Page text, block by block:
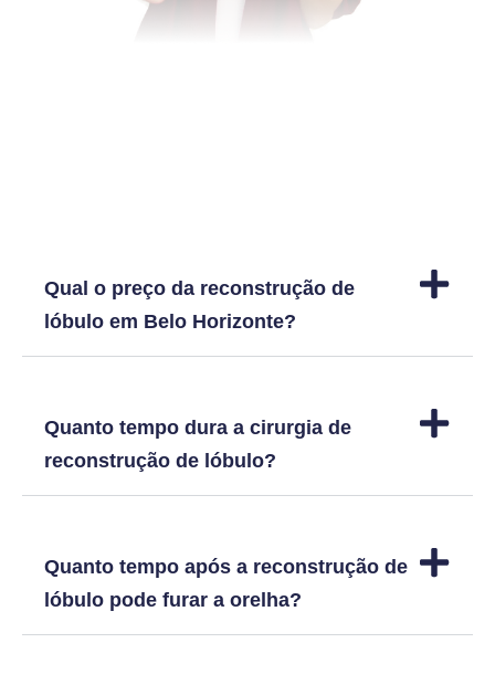
Qual o preço da reconstrução de
lóbulo em Belo Horizonte?
Quanto tempo dura a cirurgia de
reconstrução de lóbulo?
Quanto tempo após a reconstrução de
lóbulo pode furar a orelha?